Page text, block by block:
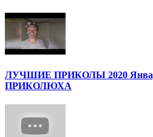
ЛУЧШИЕ ПРИКОЛЫ 2020
ПРИКОЛЮХА